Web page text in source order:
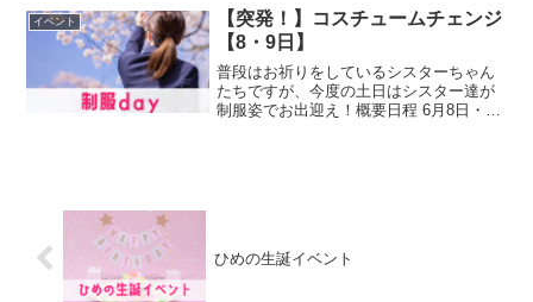
イベント
【突発！】コスチュームチェンジ
【8・9日】
普段はお祈りをしているシスターちゃん
たちですが、今度の土日はシスター達が
制服姿でお出迎え！概要日程 6月8日・9
ひめの生誕イベント